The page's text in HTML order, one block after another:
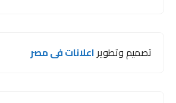
تصميم وتطويراعلانات فى مصر